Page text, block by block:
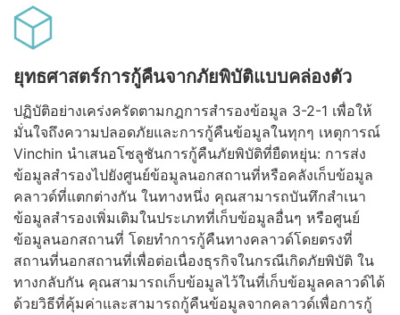
ยุทธศาสตร์การกู้คืนจากภัยพิบัติแบบคล่องตัว
ปฏิบัติอย่างเคร่งครัดตามกฎการสำรองข้อมูล 3-2-1 เพื่อให้
มั่นใจถึงความปลอดภัยและการกู้คืนข้อมูลในทุกๆ เหตุการณ์
Vinchin นำเสนอโซลูชันการกู้คืนภัยพิบัติที่ยืดหยุ่น: การส่ง
ข้อมูลสำรองไปยังศูนย์ข้อมูลนอกสถานที่หรือคลังเก็บข้อมูล
คลาวด์ที่แตกต่างกัน ในทางหนึ่ง คุณสามารถบันทึกสำเนา
ข้อมูลสำรองเพิ่มเติมในประเภทที่เก็บข้อมูลอื่นๆ หรือศูนย์
ข้อมูลนอกสถานที่ โดยทำการกู้คืนทางคลาวด์โดยตรงที่
สถานที่นอกสถานที่เพื่อต่อเนื่องธุรกิจในกรณีเกิดภัยพิบัติ ใน
ทางกลับกัน คุณสามารถเก็บข้อมูลไว้ในที่เก็บข้อมูลคลาวด์ได้
ด้วยวิธีที่คุ้มค่าและสามารถกู้คืนข้อมูลจากคลาวด์เพื่อการกู้